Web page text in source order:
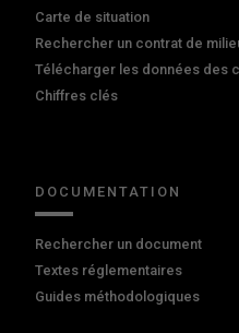
Carte de situation
Rechercher un contrat de
Télécharger les données des
Chiffres clés
DOCUMENTATION
Rechercher un document
Textes réglementaires
Guides méthodologiques